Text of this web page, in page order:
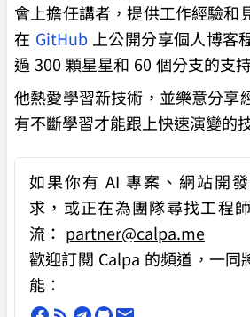
會上擔任講者，提供工作經驗和
在 GitHub上公開分享個人博客
過 300 顆星星和 60 個分支的支
他熱愛學習新技術，並樂意分享
有不斷學習才能跟上快速演變的
如果你有AI 專案、網站開
求 ，或正在為團隊尋找工程
流： partner@calpa.me
歡迎訂閱 Calpa 的頻道，一同
能：